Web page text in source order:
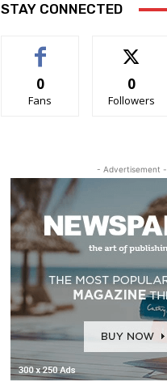
STAY CONNECTED
0
Fans
0
Followers
- Advertisement -